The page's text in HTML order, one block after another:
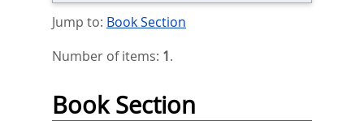
Jump to: Book Section
Number of items: 1.
Book Section